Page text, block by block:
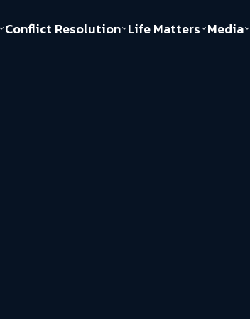
Conflict Resolution Life Matters Media